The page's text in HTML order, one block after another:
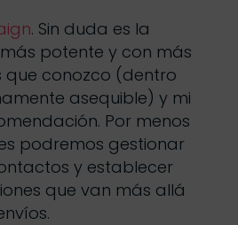
. Sin duda es la
potente y con más
que conozco (dentro
asequible) y mi
Por menos
podremos gestionar
y establecer
que van más allá